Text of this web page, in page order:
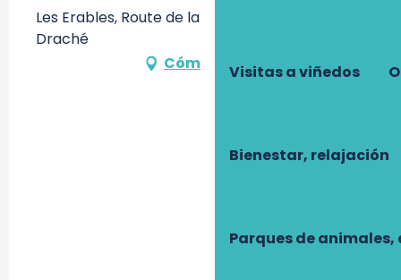
Visitas a viñedos
Bienestar, relajación
Parques de
Les Erables, Route de la Pierre Percée, 37800
Draché
Cómo llegar